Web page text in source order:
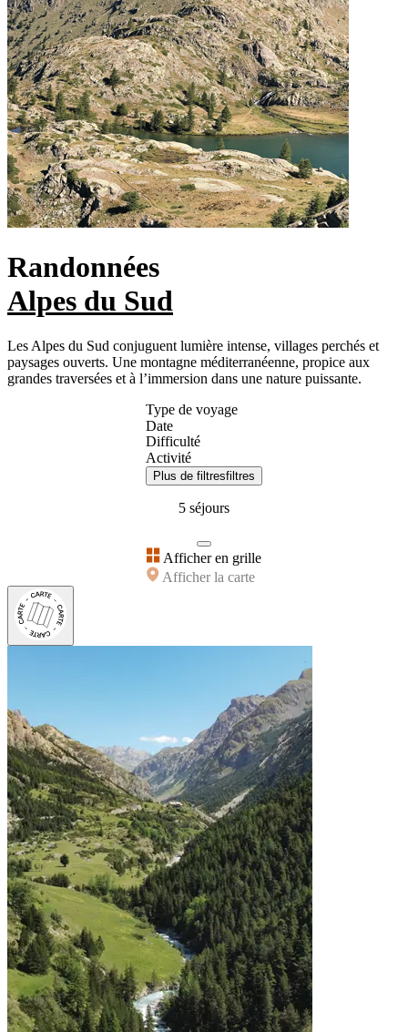
Randonnées
Alpes du Sud
Les Alpes du Sud conjuguent lumière intense, villages perchés et
paysages ouverts. Une montagne méditerranéenne, propice aux
grandes traversées et à l’immersion dans une nature puissante.
Type de voyage
Date
Difficulté
Activité
Plus de filtresfiltres
5 séjours
Afficher en grille
Afficher la carte